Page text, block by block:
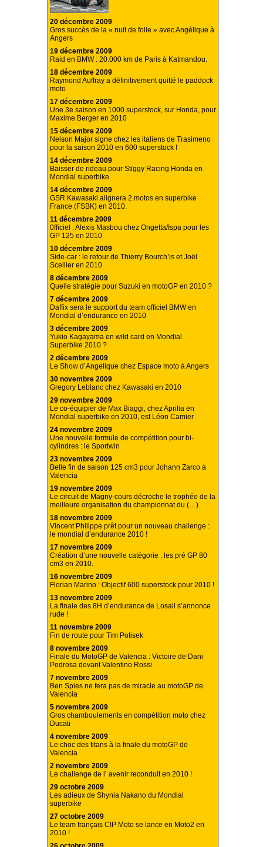
20 décembre 2009
Gros succès de la « nuit de folie » avec Angélique à
Angers
19 décembre 2009
Raid en BMW : 20.000 km de Paris à Katmandou.
18 décembre 2009
Raymond Auffray a définitivement quitté le paddock
moto
17 décembre 2009
Une 3e saison en 1000 superstock, sur Honda, pour
Maxime Berger en 2010
15 décembre 2009
Nelson Major signe chez les italiens de Trasimeno
pour la saison 2010 en 600 superstock !
14 décembre 2009
Baisser de rideau pour Stiggy Racing Honda en
Mondial superbike
14 décembre 2009
GSR Kawasaki alignera 2 motos en superbike
France (FSBK) en 2010.
11 décembre 2009
0fficiel : Alexis Masbou chez Ongetta/Ispa pour les
GP 125 en 2010
10 décembre 2009
Side-car : le retour de Thierry Bourch’is et Joël
Scellier en 2010
8 décembre 2009
Quelle stratégie pour Suzuki en motoGP en 2010 ?
7 décembre 2009
Daffix sera le support du team officiel BMW en
Mondial d’endurance en 2010
3 décembre 2009
Yukio Kagayama en wild card en Mondial
Superbike 2010 ?
2 décembre 2009
Le Show d’Angelique chez Espace moto à Angers
30 novembre 2009
Gregory Leblanc chez Kawasaki en 2010
29 novembre 2009
Le co-équipier de Max Biaggi, chez Aprilia en
Mondial superbike en 2010, est Léon Camier
24 novembre 2009
Une nouvelle formule de compétition pour bi-
cylindres : le Sportwin
23 novembre 2009
Belle fin de saison 125 cm3 pour Johann Zarco à
Valencia
19 novembre 2009
Le circuit de Magny-cours décroche le trophée de la
meilleure organisation du championnat du (…)
18 novembre 2009
Vincent Philippe prêt pour un nouveau challenge :
le mondial d’endurance 2010 !
17 novembre 2009
Création d’une nouvelle catégorie : les pré GP 80
cm3 en 2010.
16 novembre 2009
Florian Marino : Objectif 600 superstock pour 2010 !
13 novembre 2009
La finale des 8H d’endurance de Losail s’annonce
rude !
11 novembre 2009
Fin de route pour Tim Potisek
8 novembre 2009
Finale du MotoGP de Valencia : Victoire de Dani
Pedrosa devant Valentino Rossi
7 novembre 2009
Ben Spies ne fera pas de miracle au motoGP de
Valencia
5 novembre 2009
Gros chamboulements en compétition moto chez
Ducati
4 novembre 2009
Le choc des titans à la finale du motoGP de
Valencia
2 novembre 2009
Le challenge de l’ avenir reconduit en 2010 !
29 octobre 2009
Les adieux de Shynia Nakano du Mondial
superbike
27 octobre 2009
Le team français CIP Moto se lance en Moto2 en
2010 !